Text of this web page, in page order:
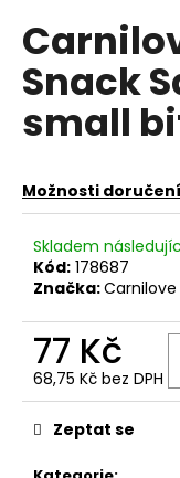
produktu
je
0,0
z
5
hvězdiček.
Snack
small
Možnosti doručení
Skladem
Kód: 178687
Značka:Carnilove
77 Kč
68,75 Kč bez DPH
Měrná
cena:Zeptat se
a
j
í
t
?
o
p
o